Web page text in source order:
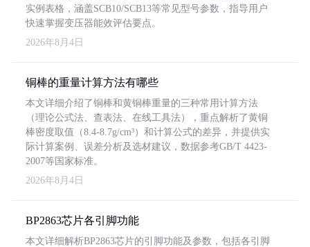
实例表格，涵盖SCB10/SCB13等常见型号参数，指导用户
快速掌握变压器能效评估要点。
2026年8月4日
铜棒的重量计算方法有哪些
本文详细介绍了铜棒和黄铜棒重量的三种常用计算方法
（理论公式法、查表法、在线工具法），重点解析了黄铜
棒密度取值（8.4-8.7g/cm³）和计算公式的差异，并提供实
际计算案例、误差分析及选材建议，数据参考GB/T 4423-
2007等国家标准。
2026年8月4日
BP2863芯片各引脚功能
本文详细解析BP2863芯片的引脚功能及参数，包括各引脚